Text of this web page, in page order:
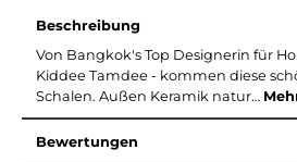
Beschreibung
Von Bangkok's Top Designerin für
Kiddee Tamdee - kommen diese
Schalen. Außen Keramik natur…
Bewertungen